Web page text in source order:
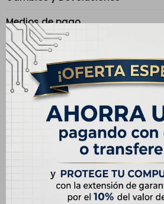
Medios de pago
CARACTERÍSTICAS